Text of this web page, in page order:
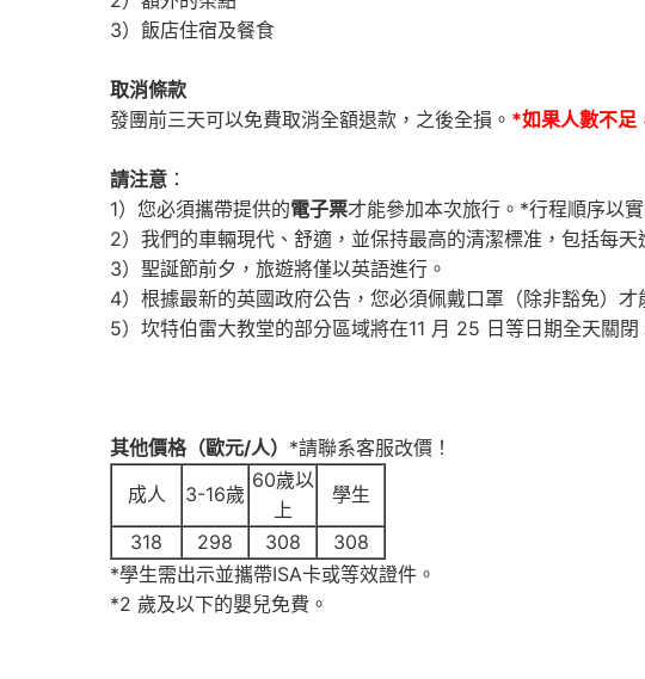
3）飯店住宿及餐食
取消條款
發團前三天可以免費取消全額退款，之後全損。 *如果人數不足
請注意 ：
1）您必須攜帶提供的電子票才能參加本次旅行。*行程順序以
2）我們的車輛現代、舒適，並保持最高的清潔標准，包括每
3）聖誕節前夕，旅遊將僅以英語進行。
4）根據最新的英國政府公告，您必須佩戴口罩（除非豁免）
5）坎特伯雷大教堂的部分區域將在11 月 25 日等日期全天關
其他價格（歐元/人） *請聯系客服改價！
成人
3-16歲
60歲以
上
學生
318
298 308
308
*學生需出示並攜帶ISA卡或等效證件。
*2 歲及以下的嬰兒免費。